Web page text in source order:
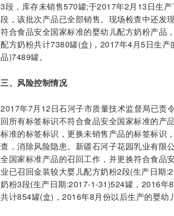
3段，库存未销售570罐;于2017年2月13日生
段，该批次产品已全部销售。现场检查中还发
符合食品安全国家标准的婴幼儿配方奶粉产品
配方奶粉共计7380罐(盒)，2017年4月5日生
品)7489罐。
三、风险控制情况
2017年7月12日石河子市质量技术监督局已责
回所有标签标识不符合食品安全国家标准的产
标准的标签标识，更换未销售产品的标签标识
查，消除风险隐患。新疆石河子花园乳业有限
全国家标准产品的召回工作，并更换符合食品
业已召回金装较大婴儿配方奶粉2段(生产日期
奶粉3段(生产日期:2017-1-31)524罐，2016年
共计854罐(盒)，2016年8月份以后生产的婴幼